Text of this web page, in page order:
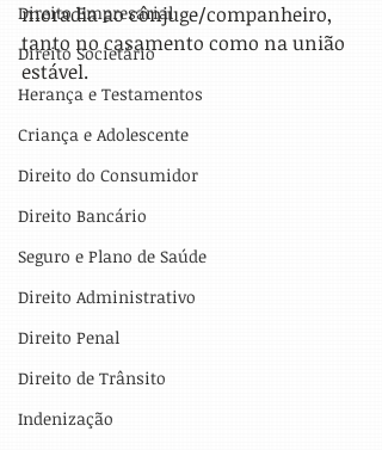
Direito Empresarial
Direito Societário
Herança e Testamentos
Criança e Adolescente
Direito do Consumidor
Direito Bancário
Seguro e Plano de Saúde
Direito Administrativo
Direito Penal
Direito de Trânsito
Indenização
moradia ao cônjuge/companheiro,
tanto no casamento como na união
estável.